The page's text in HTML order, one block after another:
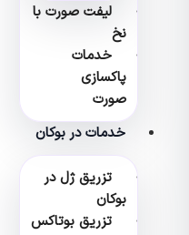
لیفت صورت با
نخ
خدمات
پاکسازی
صورت
خدمات در بوکان
تزریق ژل در
بوکان
تزریق بوتاکس